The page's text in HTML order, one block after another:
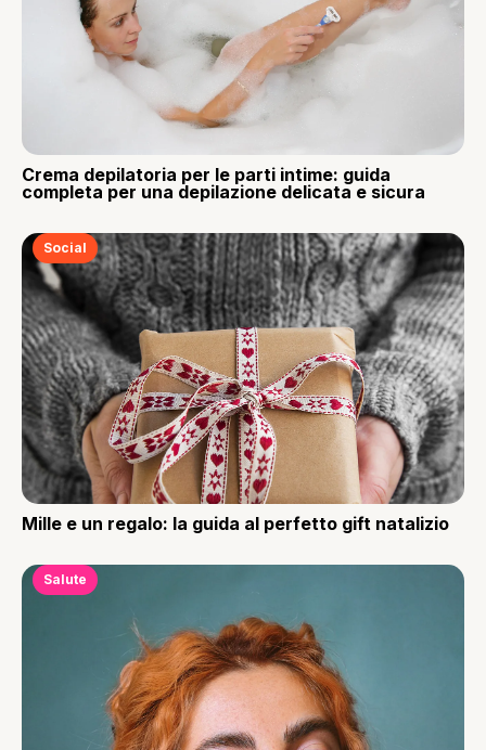
Crema depilatoria per le parti intime: guida
completa per una depilazione delicata e sicura
Social
Mille e un regalo: la guida al perfetto gift natalizio
Salute